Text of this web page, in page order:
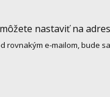
nastaviť na
rovnakým e-mailom, bude